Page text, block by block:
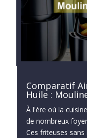
Comparatif
Huile :
À l'ère où la
de nombreux
Ces friteuses